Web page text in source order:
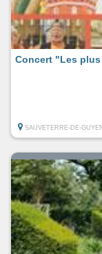
Concert "Les
SAUVETERRE-DE-